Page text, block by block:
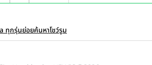
ทุกรุ่นย่อยค้นหาโชว์รูม